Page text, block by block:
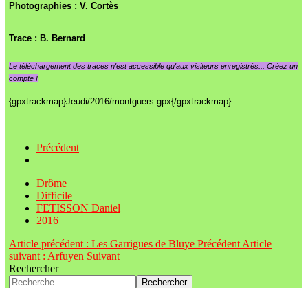
Photographies : V. Cortès
Trace : B. Bernard
Le téléchargement des traces n'est accessible qu'aux visiteurs enregistrés... Créez un
compte !
{gpxtrackmap}Jeudi/2016/montguers.gpx{/gpxtrackmap}
Précédent
Drôme
Difficile
FETISSON Daniel
2016
Article précédent : Les Garrigues de Bluye Précédent Article
suivant : Arfuyen Suivant
Rechercher
Rechercher